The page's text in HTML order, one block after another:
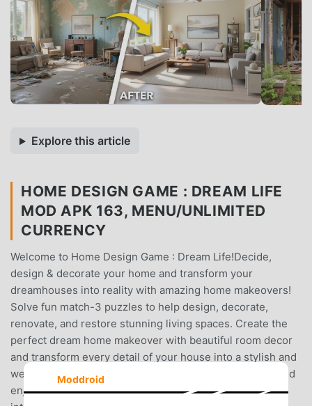
Explore this article
HOME DESIGN GAME : DREAM LIFE
MOD APK 163, MENU/UNLIMITED
CURRENCY
Welcome to Home Design Game : Dream Life!Decide,
design & decorate your home and transform your
dreamhouses into reality with amazing home makeovers!
Solve fun match-3 puzzles to help design, decorate,
renovate, and restore stunning living spaces. Create the
perfect dream home makeover with beautiful room decor
and transform every detail of your house into a stylish and
welcoming masterpiece. Unleash your inner designer and
enjoy a seamless fusion of strategic puzzle-solving and
Moddroid